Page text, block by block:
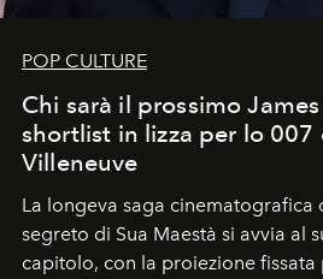
POP CULTURE
Chi sarà il prossimo
shortlist in lizza per lo 007
Villeneuve
La longeva saga cinematografica
segreto di Sua Maestà si avvia al
capitolo, con la proiezione fissata